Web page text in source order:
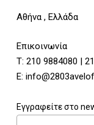
Αθήνα , Ελλάδα
Επικοινωνία
Τ: 210 9884080 |
E:
Εγγραφείτε στο